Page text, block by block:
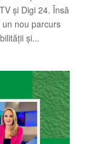
și Digi 24. Însă
nou parcurs
și...